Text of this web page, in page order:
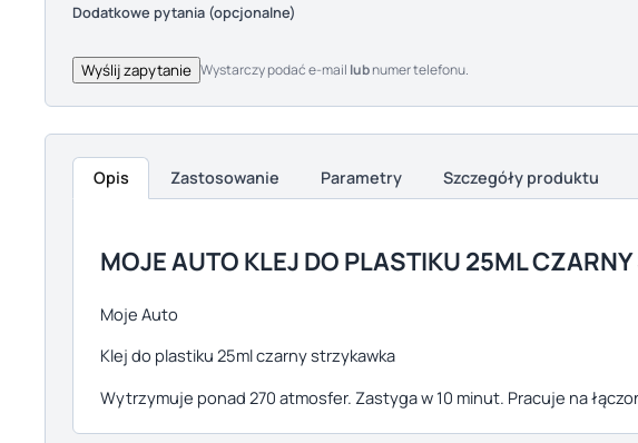
Dodatkowe pytania (opcjonalne)
Wyślij zapytanie Wystarczy podać e-mail lubnumer telefonu.
Opis Zastosowanie Parametry Szczegóły produktu
Opis produktu
MOJE AUTO KLEJ DO PLASTIKU 25ML
Moje Auto
Klej do plastiku 25ml czarny strzykawka
Wytrzymuje ponad 270 atmosfer. Zastyga w 10 minut. Pracuje na